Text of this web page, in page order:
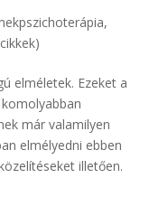
,
elméletek. Ezeket a
már valamilyen
elmélyedni ebben
illetően.